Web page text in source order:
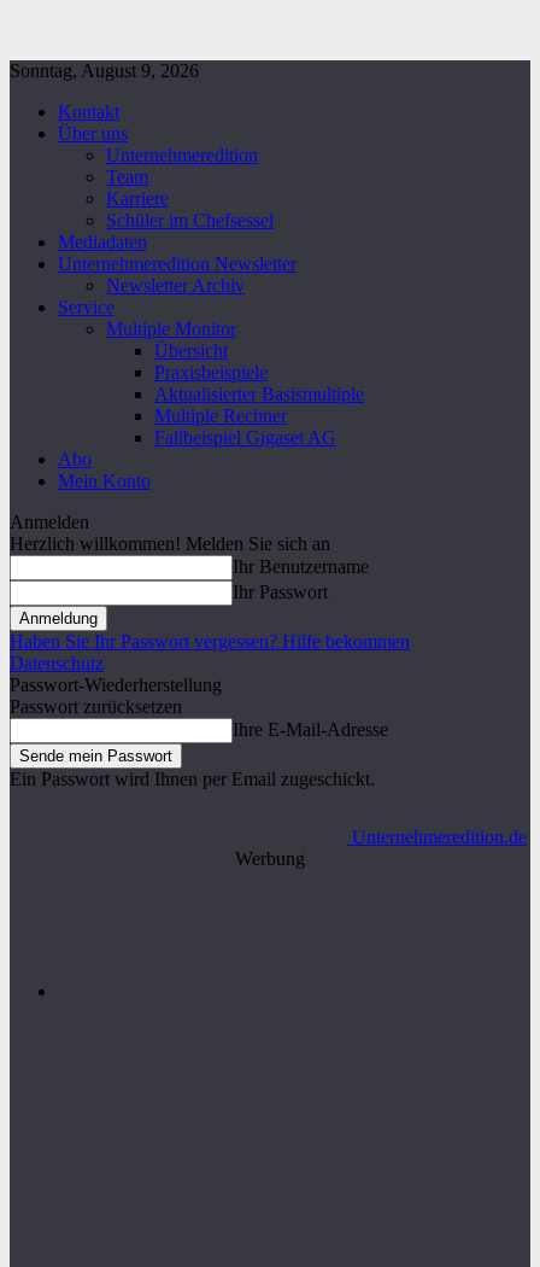
Sonntag, August 9, 2026
Kontakt
Über uns
Unternehmeredition
Team
Karriere
Schüler im Chefsessel
Mediadaten
Unternehmeredition Newsletter
Newsletter Archiv
Service
Multiple Monitor
Übersicht
Praxisbeispiele
Aktualisierter Basismultiple
Multiple Rechner
Fallbeispiel Gigaset AG
Abo
Mein Konto
Anmelden
Herzlich willkommen! Melden Sie sich an
Ihr Benutzername
Ihr Passwort
Haben Sie Ihr Passwort vergessen? Hilfe bekommen
Datenschutz
Passwort-Wiederherstellung
Passwort zurücksetzen
Ihre E-Mail-Adresse
Ein Passwort wird Ihnen per Email zugeschickt.
Unternehmeredition.de
Werbung